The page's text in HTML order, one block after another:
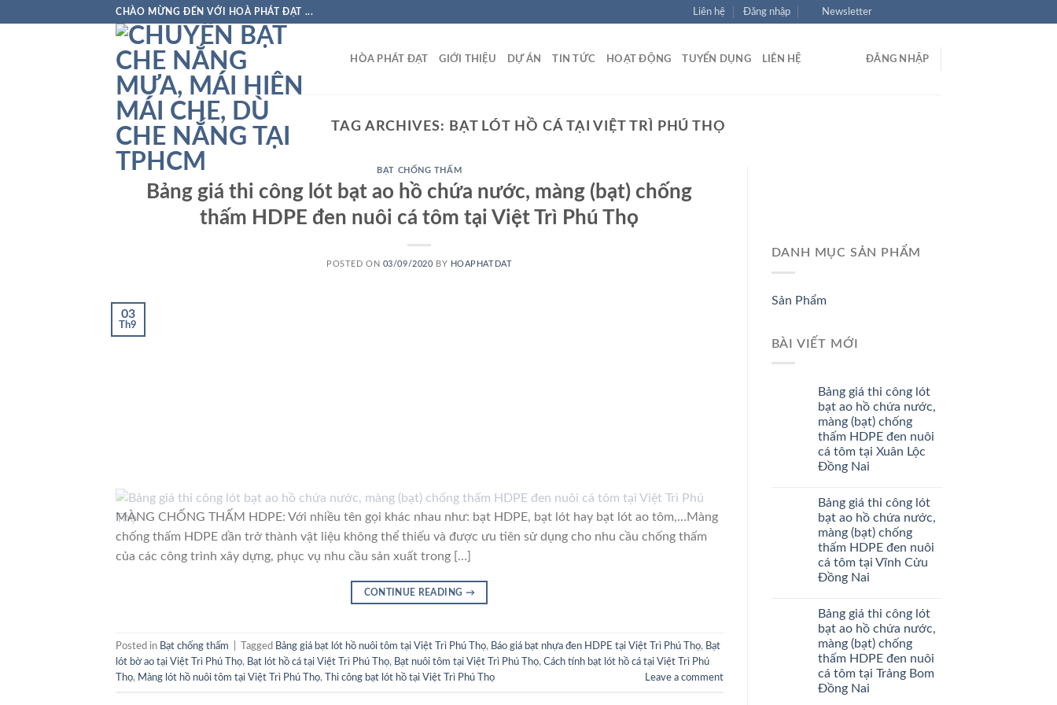
CHÀO MỪNG ĐẾN VỚI HOÀ PHÁT ĐẠT ... Liên hệ Đăng nhập Newsletter
HÒA PHÁT ĐẠT GIỚI THIỆU DỰ ÁN TIN TỨC HOẠT ĐỘNG TUYỂN DỤNG LIÊN HỆ ĐĂNG NHẬP
TAG ARCHIVES: BẠT LÓT HỒ CÁ TẠI VIỆT TRÌ PHÚ THỌ
BẠT CHỐNG THẤM
Bảng giá thi công lót bạt ao hồ chứa nước, màng (bạt) chống
thấm HDPE đen nuôi cá tôm tại Việt Trì Phú Thọ
POSTED ON 03/09/2020 BY HOAPHATDAT
03
Th9
MÀNG CHỐNG THẤM HDPE: Với nhiều tên gọi khác nhau như: bạt HDPE, bạt lót hay bạt lót ao tôm,…Màng
chống thấm HDPE dần trở thành vật liệu không thể thiếu và được ưu tiên sử dụng cho nhu cầu chống thấm
của các công trình xây dựng, phục vụ nhu cầu sản xuất trong […]
CONTINUE READING →
Posted in Bạt chống thấm Tagged Bảng giá bạt lót hồ nuôi tôm tại Việt Trì Phú Thọ, Báo giá bạt nhựa đen HDPE tại Việt Trì Phú Thọ, Bạt
lót bờ ao tại Việt Trì Phú Thọ, Bạt lót hồ cá tại Việt Trì Phú Thọ, Bạt nuôi tôm tại Việt Trì Phú Thọ, Cách tính bạt lót hồ cá tại Việt Trì Phú
Thọ, Màng lót hồ nuôi tôm tại Việt Trì Phú Thọ, Thi công bạt lót hồ tại Việt Trì Phú Thọ Leave a comment
DANH MỤC SẢN PHẨM
Sản Phẩm
BÀI VIẾT MỚI
Bảng giá thi công lót
bạt ao hồ chứa nước,
màng (bạt) chống
thấm HDPE đen nuôi
cá tôm tại Xuân Lộc
Đồng Nai
Bảng giá thi công lót
bạt ao hồ chứa nước,
màng (bạt) chống
thấm HDPE đen nuôi
cá tôm tại Vĩnh Cửu
Đồng Nai
Bảng giá thi công lót
bạt ao hồ chứa nước,
màng (bạt) chống
thấm HDPE đen nuôi
cá tôm tại Trảng Bom
Đồng Nai